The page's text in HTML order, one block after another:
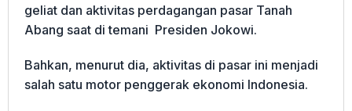
geliat dan aktivitas perdagangan pasar Tanah
Abang saat di temani Presiden Jokowi.
Bahkan, menurut dia, aktivitas di pasar ini menjadi
salah satu motor penggerak ekonomi Indonesia.